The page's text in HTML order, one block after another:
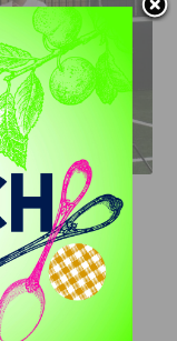
DEBALLON,
Pierre-Henri
la montée en
2 après trois ans